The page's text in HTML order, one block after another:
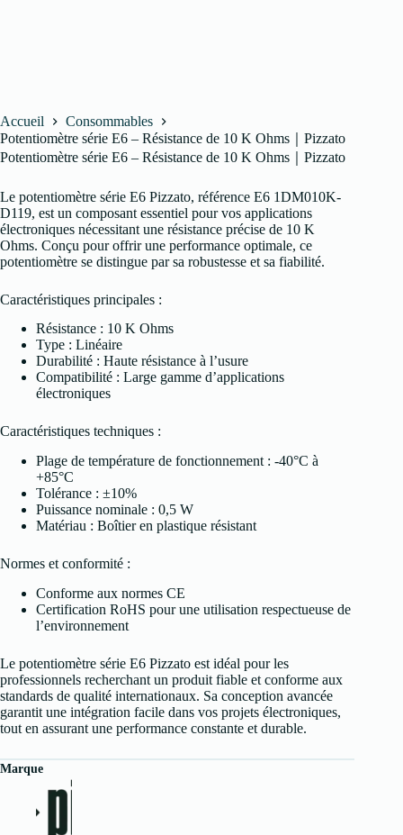
Accueil
Consommables
Potentiomètre série E6 – Résistance de 10 K Ohms｜Pizzato
Potentiomètre série E6 – Résistance de 10 K Ohms｜Pizzato
Le potentiomètre série E6 Pizzato, référence E6 1DM010K-
D119, est un composant essentiel pour vos applications
électroniques nécessitant une résistance précise de 10 K
Ohms. Conçu pour offrir une performance optimale, ce
potentiomètre se distingue par sa robustesse et sa fiabilité.
Caractéristiques principales :
Résistance : 10 K Ohms
Type : Linéaire
Durabilité : Haute résistance à l’usure
Compatibilité : Large gamme d’applications
électroniques
Caractéristiques techniques :
Plage de température de fonctionnement : -40°C à
+85°C
Tolérance : ±10%
Puissance nominale : 0,5 W
Matériau : Boîtier en plastique résistant
Normes et conformité :
Conforme aux normes CE
Certification RoHS pour une utilisation respectueuse de
l’environnement
Le potentiomètre série E6 Pizzato est idéal pour les
professionnels recherchant un produit fiable et conforme aux
standards de qualité internationaux. Sa conception avancée
garantit une intégration facile dans vos projets électroniques,
tout en assurant une performance constante et durable.
Marque